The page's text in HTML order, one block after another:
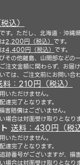
込）
す。ただし、北海道・沖縄
2,200円（税込） です。
4,400円（税込） です。
その他離島、山間部などの
注文金額に関わらず、お届
ては、ご注文前にお問い合
料：210円（税込）
いただけません。
達完了となります。
害賠償はございません。
場合は対面受け取りとなりま
送料：430円（税込
いただけません。
達完了となります。
跡番号がございますが、損
場合は対面受け取りとなりま